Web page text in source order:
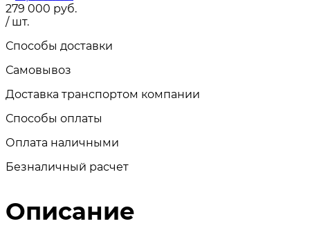
279 000 руб.
/ шт.
Способы доставки
Самовывоз
Доставка транспортом компании
Способы оплаты
Оплата наличными
Безналичный расчет
Описание